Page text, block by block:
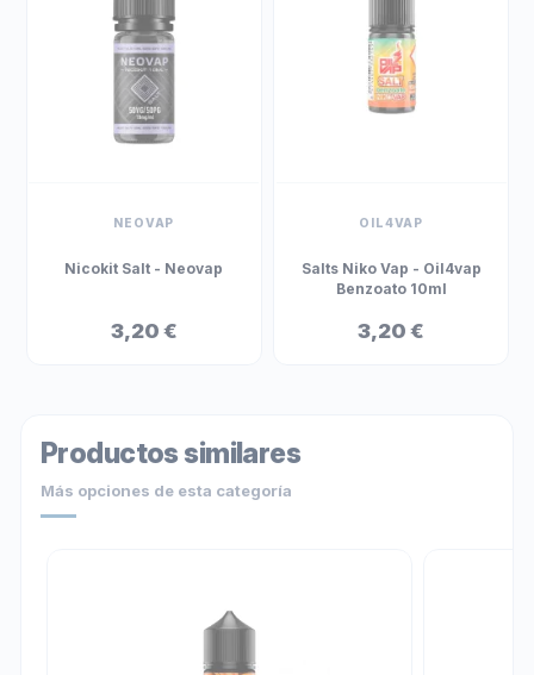
NEOVAP
Nicokit Salt - Neovap
3,20 €
OIL4VAP
Salts Niko Vap - Oil4vap
Benzoato 10ml
3,20 €
Productos similares
Más opciones de esta categoría